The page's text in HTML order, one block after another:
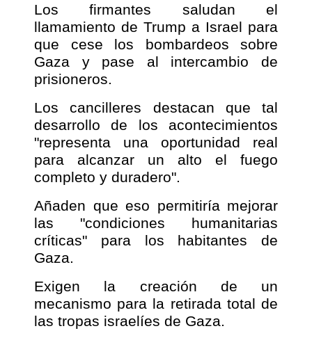
Los firmantes saludan el
llamamiento de Trump a Israel para
que cese los bombardeos sobre
Gaza y pase al intercambio de
prisioneros.
Los cancilleres destacan que tal
desarrollo de los acontecimientos
"representa una oportunidad real
para alcanzar un alto el fuego
completo y duradero".
Añaden que eso permitiría mejorar
las "condiciones humanitarias
críticas" para los habitantes de
Gaza.
Exigen la creación de un
mecanismo para la retirada total de
las tropas israelíes de Gaza.